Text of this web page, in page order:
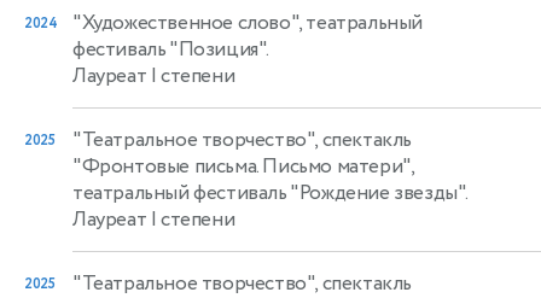
2024
"Художественное слово", театральный
фестиваль "Позиция".
Лауреат I степени
2025
"Театральное творчество", спектакль
"Фронтовые письма. Письмо матери",
театральный фестиваль "Рождение звезды".
Лауреат I степени
2025
"Театральное творчество", спектакль